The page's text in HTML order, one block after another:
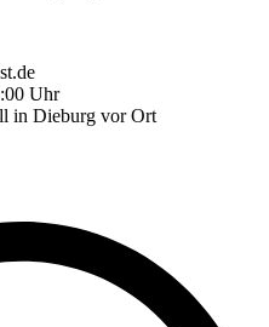
Uhr
in Dieburg vor Ort